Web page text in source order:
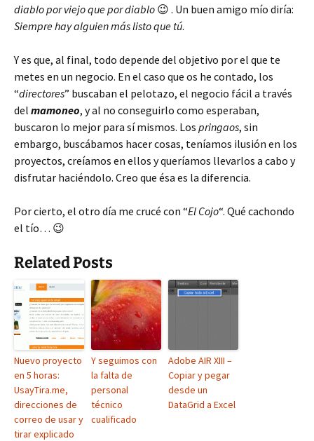
diablo por viejo que por diablo 😉 . Un buen amigo mío diría:
Siempre hay alguien más listo que tú.
Y es que, al final, todo depende del objetivo por el que te
metes en un negocio. En el caso que os he contado, los
“directores” buscaban el pelotazo, el negocio fácil a través
del mamoneo, y al no conseguirlo como esperaban,
buscaron lo mejor para sí mismos. Los pringaos, sin
embargo, buscábamos hacer cosas, teníamos ilusión en los
proyectos, creíamos en ellos y queríamos llevarlos a cabo y
disfrutar haciéndolo. Creo que ésa es la diferencia.
Por cierto, el otro día me crucé con “El Cojo“. Qué cachondo
el tío… 😉
Related Posts
Nuevo proyecto
en 5 horas:
UsayTira.me,
direcciones de
correo de usar y
tirar explicado
Y seguimos con
la falta de
personal
técnico
cualificado
Adobe AIR XIII –
Copiar y pegar
desde un
DataGrid a Excel